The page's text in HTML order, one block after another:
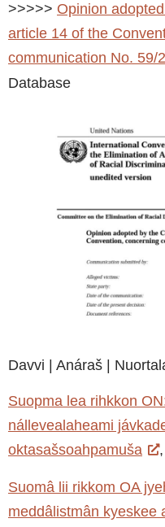
>>>>> Opinion
article 14 of the
communication No. 59/
Database
Davvi | Anáraš |
Suopma lea rihkkon
nállevealaheami
oktasašsoahpamuša
Suomâ lii rikkom OA
meddâlistmân kyeskee